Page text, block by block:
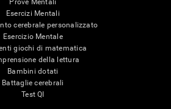
Prove Mentali
Esercizi Mentali
cerebrale personalizzato
Esercizio Mentale
giochi di matematica
della lettura
Bambini dotati
Battaglie cerebrali
Test QI